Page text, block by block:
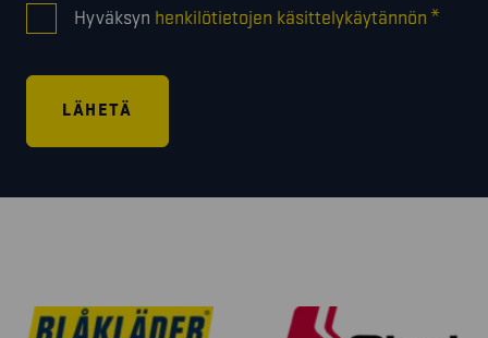
Hyväksyn henkilötietojen käsittelykäytännön *